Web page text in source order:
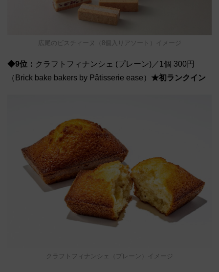
広尾のビスチィーヌ（8個入りアソート）イメージ
◆9位： クラフトフィナンシェ (プレーン)／1個 300円
（Brick bake bakers by Pâtisserie ease） ★初ランクイン
クラフトフィナンシェ（プレーン）イメージ